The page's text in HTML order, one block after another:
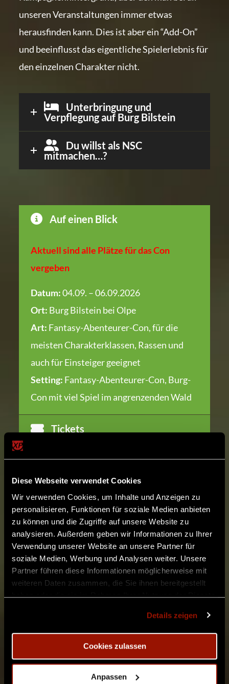
Diese Webseite verwendet Cookies
Wir verwenden Cookies, um Inhalte und Anzeigen zu
personalisieren, Funktionen für soziale Medien anbieten
zu können und die Zugriffe auf unsere Website zu
analysieren. Außerdem geben wir Informationen zu Ihrer
Verwendung unserer Website an unsere Partner für
soziale Medien, Werbung und Analysen weiter. Unsere
Partner führen diese Informationen möglicherweise mit
weiteren Daten zusammen, die Sie ihnen bereitgestellt
haben oder die sie im Rahmen Ihrer Nutzung der Dienste
Details zeigen
Cookies zulassen
Anpassen
unseren Veranstaltungen immer etwas
herausfinden kann. Dies ist aber ein “Add-On”
und beeinflusst das eigentliche Spielerlebnis für
den einzelnen Charakter nicht.
Unterbringung und
Verpflegung auf Burg Bilstein
Du willst als NSC
mitmachen…?
Auf einen Blick
Aktuell sind alle Plätze für das Con
vergeben
Datum:04.09. – 06.09.2026
Ort: Burg Bilstein bei Olpe
Art: Fantasy-Abenteurer-Con, für die
meisten Charakterklassen, Rassen und
auch für Einsteiger geeignet
Setting: Fantasy-Abenteurer-Con, Burg-
Con mit viel Spiel im angrenzenden Wald
Tickets
Location
INTOTHEWOODS: Nightwoods –
Herbstliches Fantasy Abenteurer
LARP
Spieler-Informationen
Als NSC mitmachen
Location: Burg Bilstein